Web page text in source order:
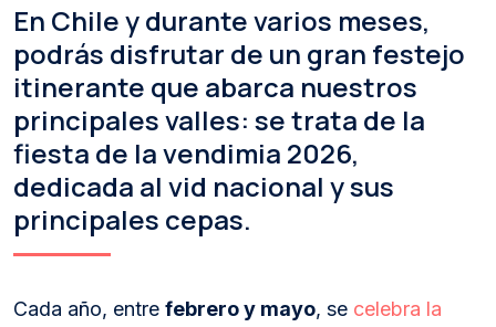
En Chile y durante varios meses,
podrás disfrutar de un gran festejo
itinerante que abarca nuestros
principales valles: se trata de la
fiesta de la vendimia 2026,
dedicada al vid nacional y sus
principales cepas.
Cada año, entre febrero y mayo, se celebra la